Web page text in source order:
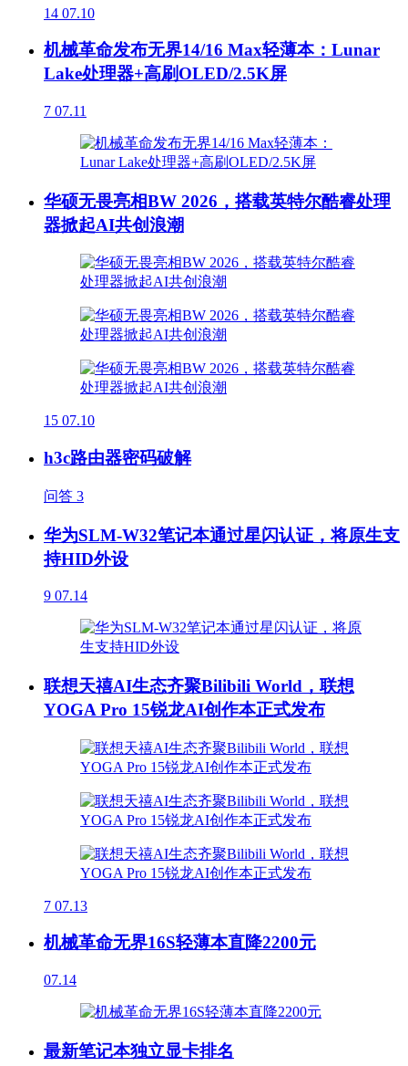
14 07.10
机械革命发布无界14/16 Max轻薄本：Lunar
Lake处理器+高刷OLED/2.5K屏
7 07.11
华硕无畏亮相BW 2026，搭载英特尔酷睿处理
器掀起AI共创浪潮
15 07.10
h3c路由器密码破解
问答 3
华为SLM-W32笔记本通过星闪认证，将原生支
持HID外设
9 07.14
联想天禧AI生态齐聚Bilibili World，联想
YOGA Pro 15锐龙AI创作本正式发布
7 07.13
机械革命无界16S轻薄本直降2200元
07.14
最新笔记本独立显卡排名